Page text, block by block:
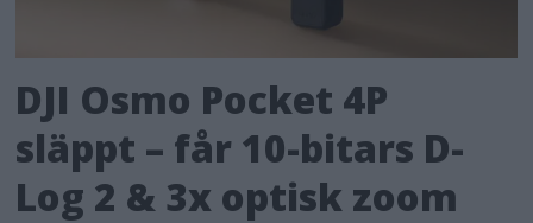
DJI Osmo Pocket 4P
släppt – får 10-bitars D-
Log 2 & 3x optisk zoom